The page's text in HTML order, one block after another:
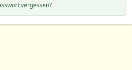
vergessen?